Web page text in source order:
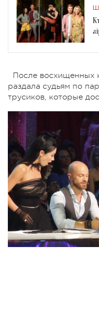
После восхищенных
раздала судьям по
трусиков, которые